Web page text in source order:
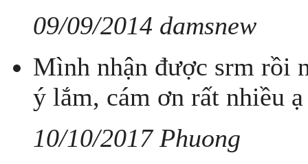
09/09/2014 damsnew
Mình nhận được srm rồi
ý lắm, cám ơn rất nhiều ạ
10/10/2017 Phuong